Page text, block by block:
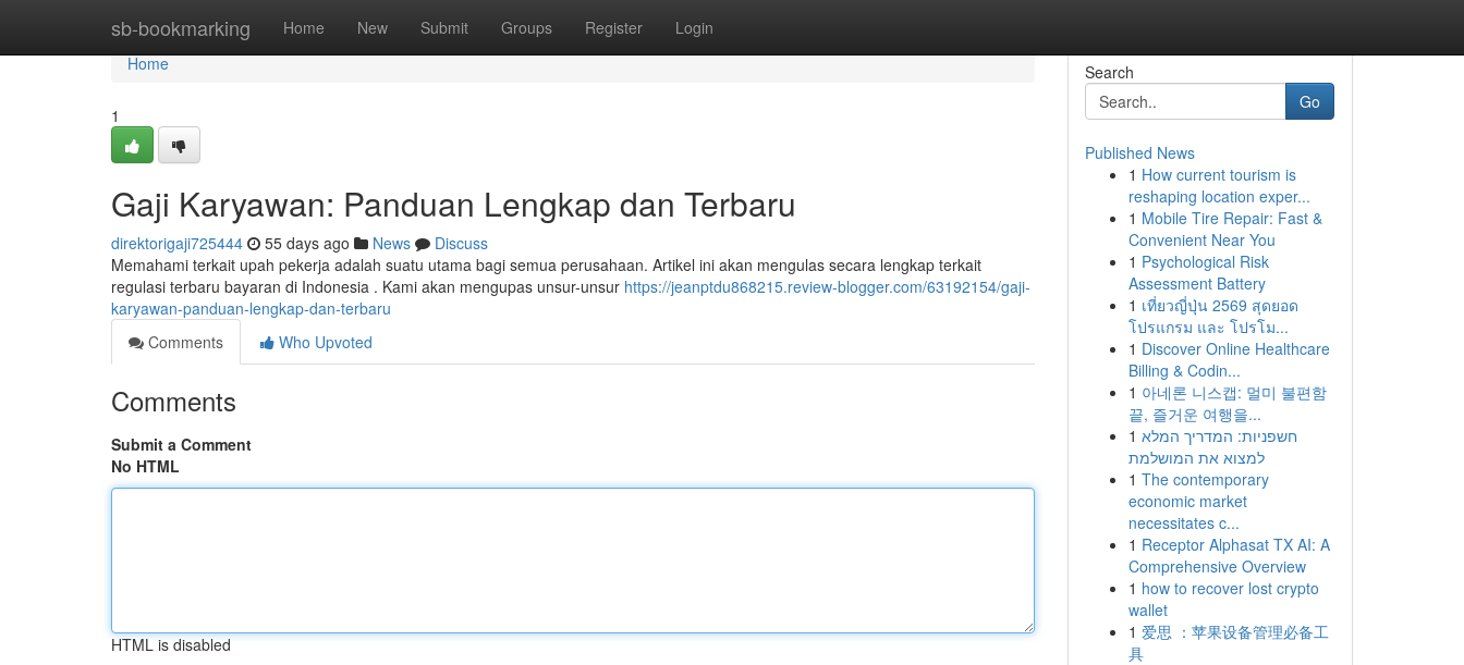
sb-bookmarking Home New Submit Groups Register Login
Home
Home
1
Gaji Karyawan: Panduan Lengkap dan Terbaru
direktorigaji725444 55 days ago News
Discuss
Memahami terkait upah pekerja adalah suatu utama bagi semua perusahaan. Artikel ini akan mengulas secara lengkap terkait
regulasi terbaru bayaran di Indonesia . Kami akan mengupas unsur-unsur https://jeanptdu868215.review-blogger.com/63192154/gaji-
karyawan-panduan-lengkap-dan-terbaru
Comments
Who Upvoted
Comments
Submit a Comment
No HTML
HTML is disabled
Search
Go
Published News
1 How current tourism is
reshaping location exper...
1 Mobile Tire Repair: Fast &
Convenient Near You
1 Psychological Risk
Assessment Battery
1 เที่ยวญี่ปุ่น 2569 สุดยอด
โปรแกรม และ โปรโม...
1 Discover Online Healthcare
Billing & Codin...
1 아네론 니스캡: 멀미 불편함
끝, 즐거운 여행을...
1 חשפניות: המדריך המלא
למצוא את המושלמת
1 The contemporary
economic market
necessitates c...
1 Receptor Alphasat TX AI: A
Comprehensive Overview
1 how to recover lost crypto
wallet
1 爱思 ：苹果设备管理必备工
具